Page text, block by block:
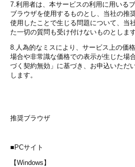
7.利用者は、本サービスの利用に用いる
ブラウザを使用するものとし、当社の推
使用したことで生じる問題について、当
た一切の質問も受け付けないものとします
8.人為的なミスにより、サービス上の価
場合や非常識な価格での表示が生じた場
づく契約無効」に基づき、お申込いただ
します。
推奨ブラウザ
■PCサイト
【Windows】